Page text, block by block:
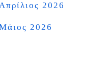
2026
2026